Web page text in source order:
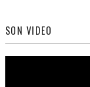
SON VIDEO